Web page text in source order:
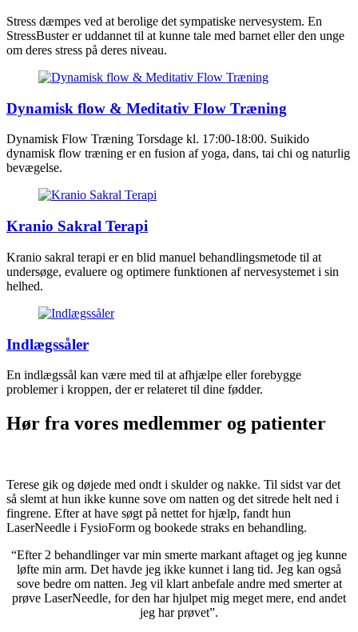
Stress dæmpes ved at berolige det sympatiske nervesystem. En
StressBuster er uddannet til at kunne tale med barnet eller den unge
om deres stress på deres niveau.
Dynamisk flow & Meditativ Flow Træning
Dynamisk Flow Træning Torsdage kl. 17:00-18:00. Suikido
dynamisk flow træning er en fusion af yoga, dans, tai chi og naturlig
bevægelse.
Kranio Sakral Terapi
Kranio sakral terapi er en blid manuel behandlingsmetode til at
undersøge, evaluere og optimere funktionen af nervesystemet i sin
helhed.
Indlægssåler
En indlægssål kan være med til at afhjælpe eller forebygge
problemer i kroppen, der er relateret til dine fødder.
Hør fra vores medlemmer og patienter
Terese gik og døjede med ondt i skulder og nakke. Til sidst var det
så slemt at hun ikke kunne sove om natten og det sitrede helt ned i
fingrene. Efter at have søgt på nettet for hjælp, fandt hun
LaserNeedle i FysioForm og bookede straks en behandling.
“Efter 2 behandlinger var min smerte markant aftaget og jeg kunne
løfte min arm. Det havde jeg ikke kunnet i lang tid. Jeg kan også
sove bedre om natten. Jeg vil klart anbefale andre med smerter at
prøve LaserNeedle, for den har hjulpet mig meget mere, end andet
jeg har prøvet”.